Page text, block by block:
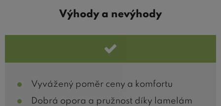
Výhody a nevýhody
Vyvážený poměr ceny a komfortu
Dobrá opora a pružnost díky lamelám